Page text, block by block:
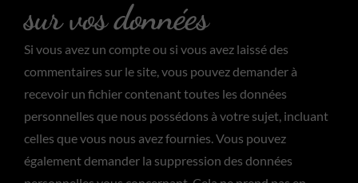
sur vos données
Si vous avez un compte ou si vous avez laissé des
commentaires sur le site, vous pouvez demander à
recevoir un fichier contenant toutes les données
personnelles que nous possédons à votre sujet, incluant
celles que vous nous avez fournies. Vous pouvez
également demander la suppression des données